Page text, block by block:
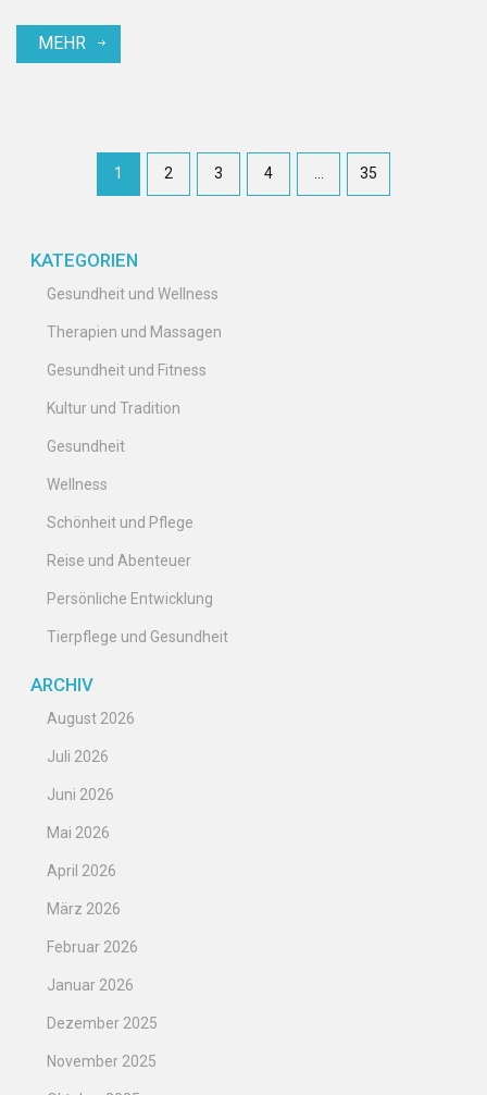
MEHR
1 2 3 4 … 35
KATEGORIEN
Gesundheit und Wellness
Therapien und Massagen
Gesundheit und Fitness
Kultur und Tradition
Gesundheit
Wellness
Schönheit und Pflege
Reise und Abenteuer
Persönliche Entwicklung
Tierpflege und Gesundheit
ARCHIV
August 2026
Juli 2026
Juni 2026
Mai 2026
April 2026
März 2026
Februar 2026
Januar 2026
Dezember 2025
November 2025